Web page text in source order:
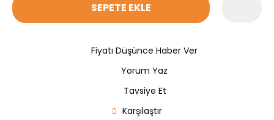
SEPETE EKLE
Fiyatı Düşünce Haber Ver
Yorum Yaz
Tavsiye Et
Karşılaştır